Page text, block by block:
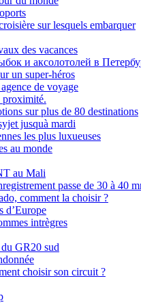
sur lesquels embarquer
des vacances
и аксолотолей в
un super-héros
de voyage
proximité.
sur plus de 80 destinations
jusquà mardi
les plus luxueuses
au monde
au Mali
passe de 30 à 40
comment la choisir ?
d’Europe
intrègres
GR20 sud
choisir son circuit ?